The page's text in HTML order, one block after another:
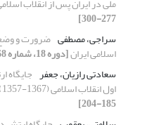
277-300]
سراجی، مصطفی ضرورت و
اسلامی ایران[دوره 18، شماره 68، 1403، صفحه 145-166]
سعادتی رازیان، جعفر جایگاه
اول انقلاب اسلامی (1367-1357)
185-204]